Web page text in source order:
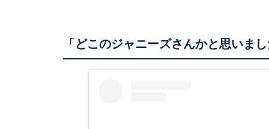
「どこのジャニーズさんかと思いま